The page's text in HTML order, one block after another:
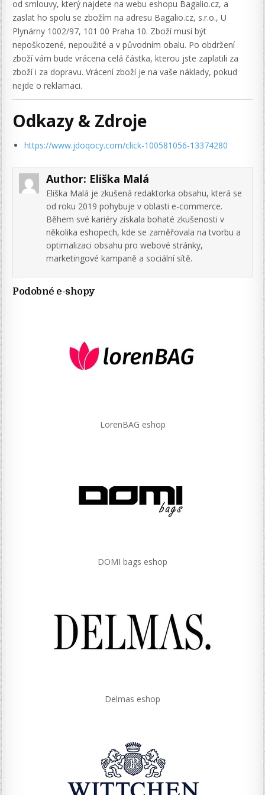
od smlouvy, který najdete na webu eshopu Bagalio.cz, a
zaslat ho spolu se zbožím na adresu Bagalio.cz, s.r.o., U
Plynárny 1002/97, 101 00 Praha 10. Zboží musí být
nepoškozené, nepoužité a v původním obalu. Po obdržení
zboží vám bude vrácena celá částka, kterou jste zaplatili za
zboží i za dopravu. Vrácení zboží je na vaše náklady, pokud
nejde o reklamaci.
Odkazy & Zdroje
https://www.jdoqocy.com/click-100581056-13374280
Author: Eliška Malá
Eliška Malá je zkušená redaktorka obsahu, která se
od roku 2019 pohybuje v oblasti e-commerce.
Během své kariéry získala bohaté zkušenosti v
několika eshopech, kde se zaměřovala na tvorbu a
optimalizaci obsahu pro webové stránky,
marketingové kampaně a sociální sítě.
Podobné e-shopy
LorenBAG eshop
DOMI bags eshop
Delmas eshop